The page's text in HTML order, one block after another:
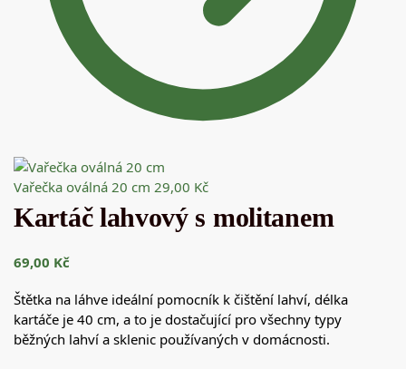
Vařečka oválná 20 cm 29,00 Kč
Kartáč lahvový s molitanem
69,00 Kč
Štětka na láhve ideální pomocník k čištění lahví, délka
kartáče je 40 cm, a to je dostačující pro všechny typy
běžných lahví a sklenic používaných v domácnosti.